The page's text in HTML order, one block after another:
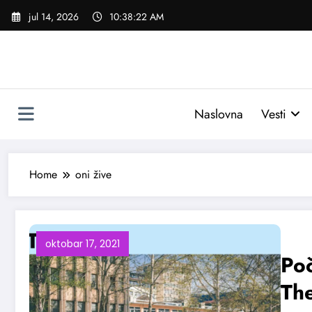
Skoči
jul 14, 2026 10:38:23 AM
Naslovna Vesti
Home oni žive
oktobar 17, 2021